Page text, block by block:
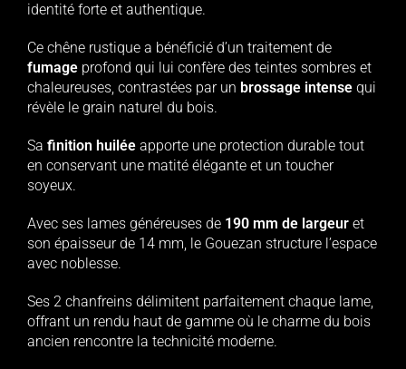
identité forte et authentique.
Ce chêne rustique a bénéficié d’un traitement de
fumageprofond qui lui confère des teintes sombres et
chaleureuses, contrastées par un brossage intensequi
révèle le grain naturel du bois.
Sa finition huiléeapporte une protection durable tout
en conservant une matité élégante et un toucher
soyeux.
Avec ses lames généreuses de 190 mm de largeuret
son épaisseur de 14 mm, le Gouezan structure l’espace
avec noblesse.
Ses 2 chanfreins délimitent parfaitement chaque lame,
offrant un rendu haut de gamme où le charme du bois
ancien rencontre la technicité moderne.